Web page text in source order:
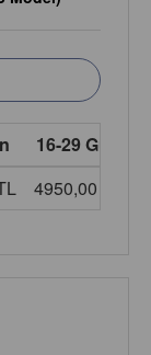
16-29 Gün
4950,00 TL